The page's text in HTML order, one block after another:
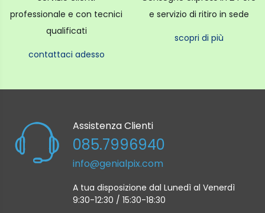
professionale e con tecnici
qualificati
contattaci adesso
e servizio di ritiro in sede
scopri di più
Assistenza Clienti
085.7996940
info@genialpix.com
A tua disposizione dal Lunedì al Venerdì
9:30-12:30 / 15:30-18:30